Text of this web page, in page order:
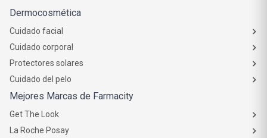
Dermocosmética
Cuidado facial
Cuidado corporal
Protectores solares
Cuidado del pelo
Mejores Marcas de Farmacity
Get The Look
La Roche Posay